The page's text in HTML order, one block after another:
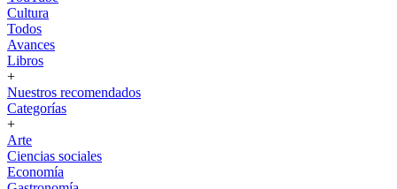
Cultura
Todos
Avances
Libros
+
Nuestros recomendados
Categorías
+
Arte
Ciencias sociales
Economía